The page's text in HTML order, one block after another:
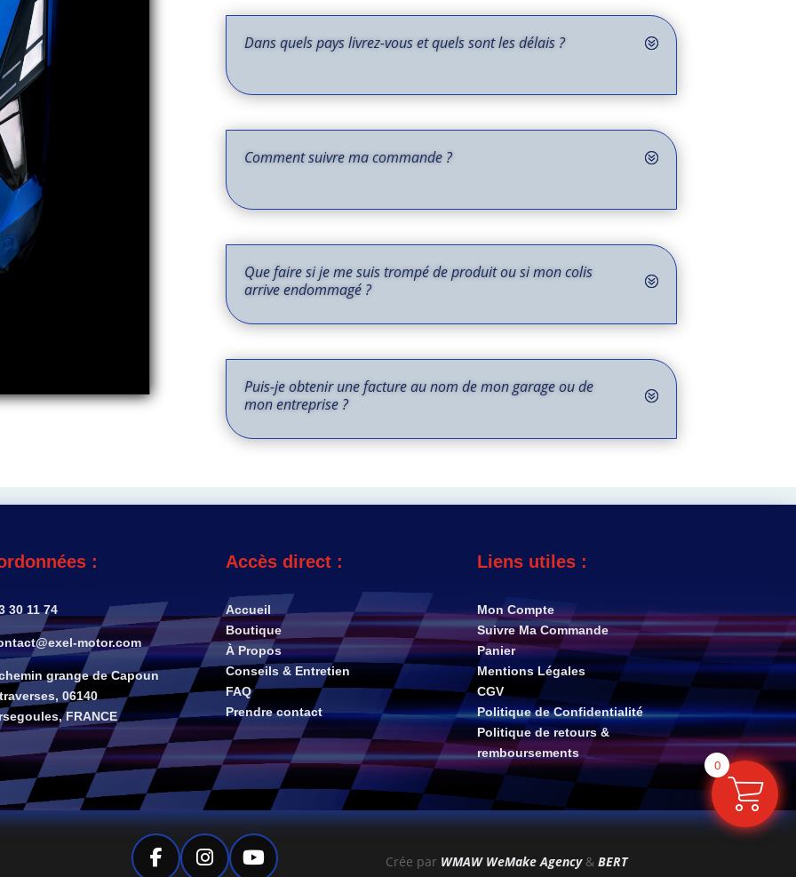
Dans quels pays livrez-vous et quels sont les délais ?
Comment suivre ma commande ?
Que faire si je me suis trompé de produit ou si mon colis
arrive endommagé ?
Puis-je obtenir une facture au nom de mon garage ou de
mon entreprise ?
:
30 11 74
motor.com
grange de Capoun
06140
FRANCE
Accès direct :
Accueil
Boutique
À Propos
Conseils & Entretien
FAQ
Prendre contact
Liens utiles :
Mon Compte
Suivre Ma Commande
Panier
Mentions Légales
CGV
Politique de Confidentialité
Politique de retours &
remboursements
Crée par WMAW WeMake Agency& BERT
0